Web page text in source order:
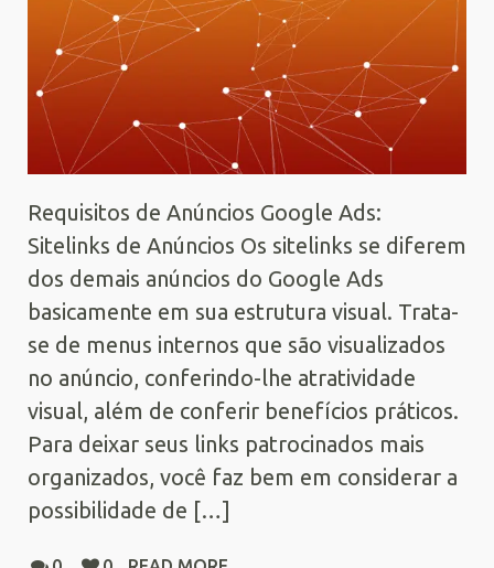
Requisitos de Anúncios Google Ads:
Sitelinks de Anúncios Os sitelinks se diferem
dos demais anúncios do Google Ads
basicamente em sua estrutura visual. Trata-
se de menus internos que são visualizados
no anúncio, conferindo-lhe atratividade
visual, além de conferir benefícios práticos.
Para deixar seus links patrocinados mais
organizados, você faz bem em considerar a
possibilidade de […]